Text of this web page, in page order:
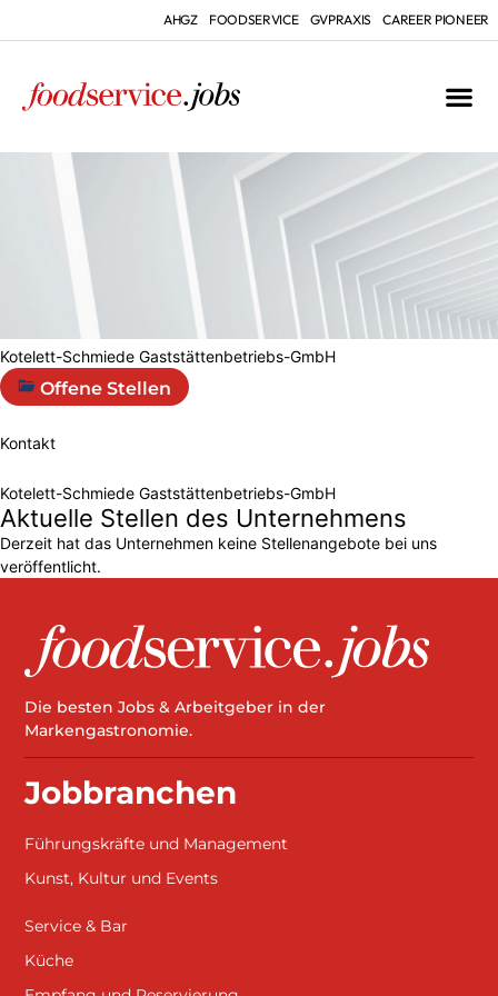
AHGZ FOODSERVICE GVPRAXIS CAREER PIONEER
Kotelett-Schmiede Gaststättenbetriebs-GmbH
Offene Stellen
Kontakt
Kotelett-Schmiede Gaststättenbetriebs-GmbH
Aktuelle Stellen des Unternehmens
Derzeit hat das Unternehmen keine Stellenangebote bei uns
veröffentlicht.
Die besten Jobs & Arbeitgeber in der
Markengastronomie.
Jobbranchen
Führungskräfte und Management
Kunst, Kultur und Events
Service & Bar
Küche